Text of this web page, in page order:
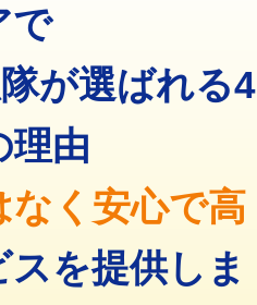
え）
27,500円
16,500円
現場見積
掃・修
11,000円
掃・修
22,000円
掃・修
作業）
33,000円
8,800円～
で
が選ばれる4
理由
なく安心で高
を提供しま